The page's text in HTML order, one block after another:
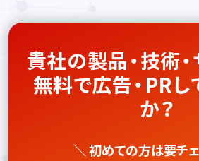
貴社の製品・技術
無料で広告・PRし
か？
＼ 初めての方は要チェ